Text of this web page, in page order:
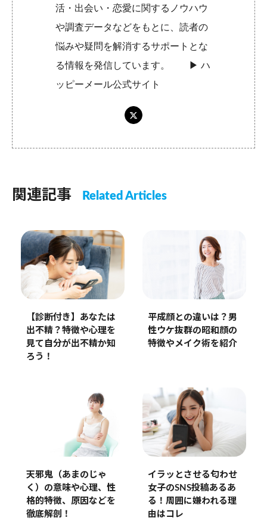
活・出会い・恋愛に関するノウハウ
や調査データなどをもとに、読者の
悩みや疑問を解消するサポートとな
る情報を発信しています。 ▶︎ハ
ッピーメール公式サイト
関連記事 Related Articles
【診断付き】あなたは
出不精？特徴や心理を
見て自分が出不精か知
ろう！
平成顔との違いは？男
性ウケ抜群の昭和顔の
特徴やメイク術を紹介
天邪鬼（あまのじゃ
く）の意味や心理、性
格的特徴、原因などを
徹底解剖！
イラッとさせる匂わせ
女子のSNS投稿あるあ
る！周囲に嫌われる理
由はコレ